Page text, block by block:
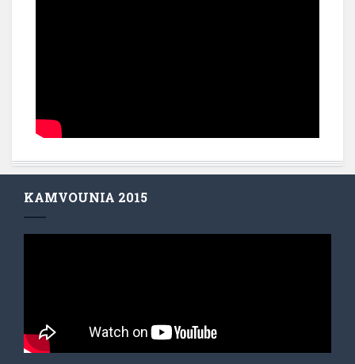
KAMVOUNIA 2015